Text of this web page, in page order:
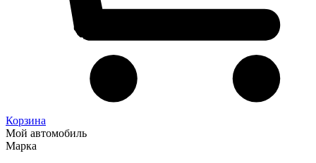
Корзина
Мой автомобиль
Марка